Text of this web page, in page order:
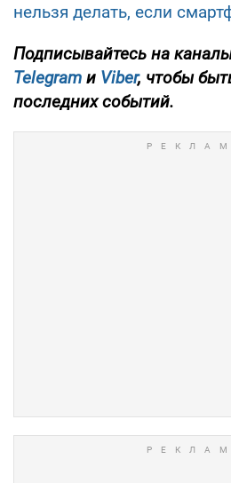
нельзя делать, если
Подписывайтесь на каналы
Telegram и Viber, чтобы
последних событий.